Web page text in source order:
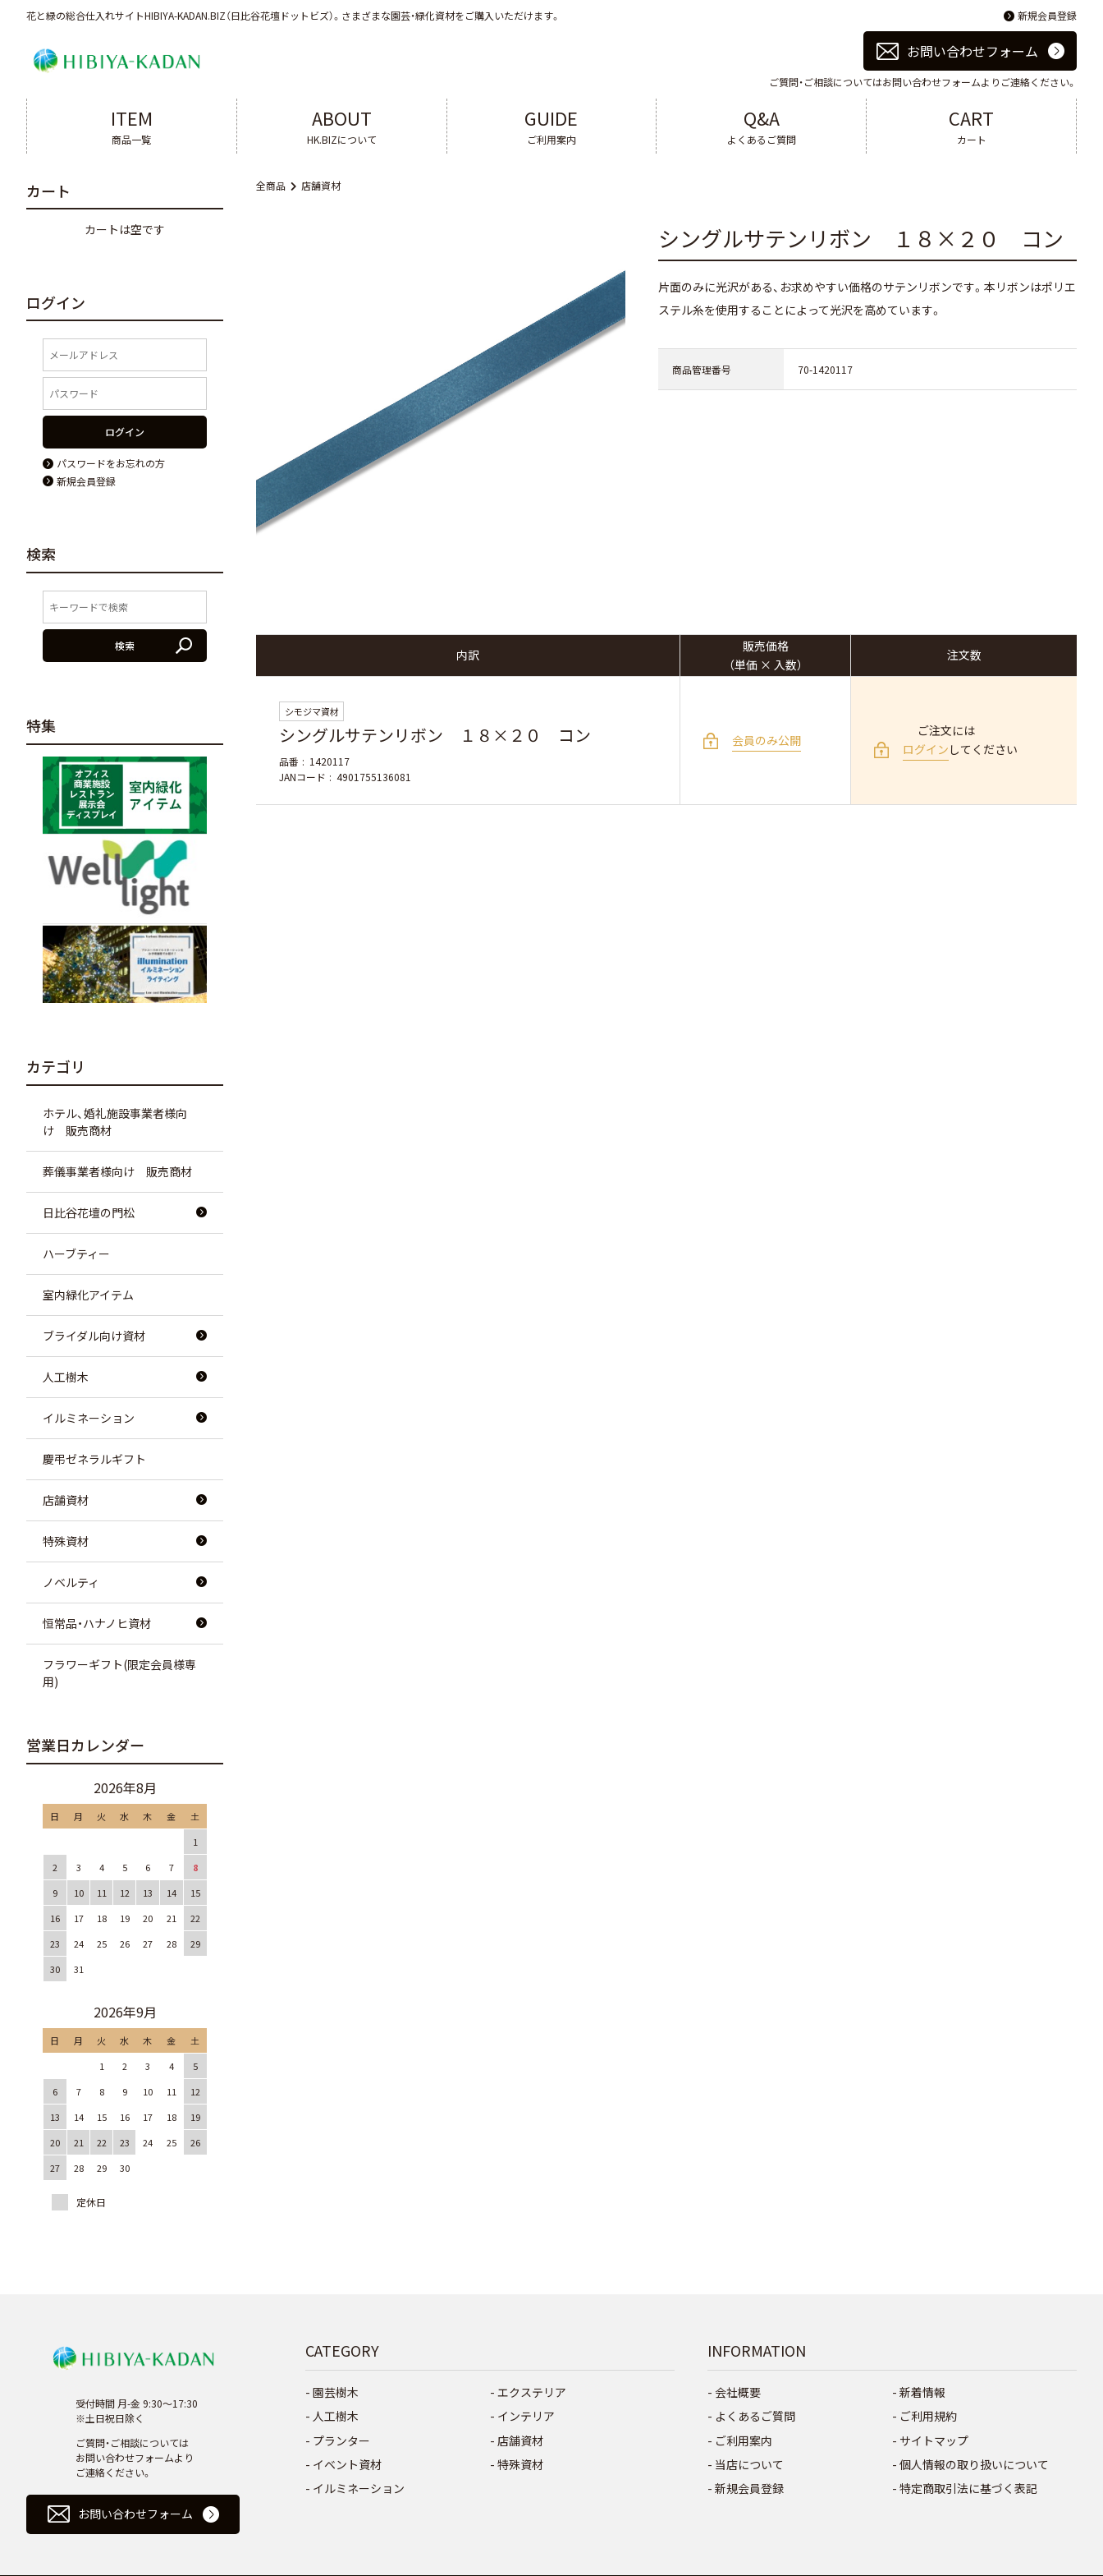
花と緑の総合仕入れサイトHIBIYA-KADAN.BIZ（日比谷花壇ドットビズ）。 さまざまな園芸・緑化資材をご購入いただけます。 新規会員登録
お問い合わせフォーム
ご質問・ご相談についてはお問い合わせフォームよりご連絡ください。
ITEM
商品一覧
ABOUT
HK.BIZについて
GUIDE
ご利用案内
Q&A
よくあるご質問
CART
カート
全商品 店舗資材
シングルサテンリボン １８×２０ コン
片面のみに光沢がある、お求めやすい価格のサテンリボンです。本リボンはポリエ
ステル糸を使用することによって光沢を高めています。
商品管理番号 70-1420117
内訳
販売価格
（単価 × 入数）
注文数
シモジマ資材
シングルサテンリボン １８×２０ コン
品番
1420117
JANコード
4901755136081
会員のみ公開
ご注文には
ログイン してください
カート
カートは空です
ログイン
ログイン
パスワードをお忘れの方
新規会員登録
検索
検索
特集
カテゴリ
ホテル、婚礼施設事業者様向
け 販売商材
葬儀事業者様向け 販売商材
日比谷花壇の門松
ハーブティー
室内緑化アイテム
ブライダル向け資材
人工樹木
イルミネーション
慶弔ゼネラルギフト
店舗資材
特殊資材
ノベルティ
恒常品・ハナノヒ資材
フラワーギフト(限定会員様専
用)
営業日カレンダー
2026年8月
日 月 火 水 木 金
土
1
2
3 4 5 6 7
8
9
10 11 12 13 14
15
16
17 18 19 20 21
22
23
24 25 26 27 28
29
30
31
2026年9月
日 月 火 水 木 金
土
1
2 3 4
5
6
7 8 9 10 11
12
13
14 15 16 17 18
19
20
21 22 23 24 25
26
27
28 29 30
受付時間 月-金 9:30～17:30
※土日祝日除く
ご質問・ご相談については
お問い合わせフォームより
ご連絡ください。
お問い合わせフォーム
CATEGORY
園芸樹木
人工樹木
プランター
イベント資材
イルミネーション
エクステリア
インテリア
店舗資材
特殊資材
INFORMATION
会社概要
よくあるご質問
ご利用案内
当店について
新規会員登録
新着情報
ご利用規約
サイトマップ
個人情報の取り扱いについて
特定商取引法に基づく表記